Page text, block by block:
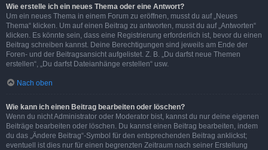
Wie erstelle ich ein neues Thema oder eine Antwort?
Um ein neues Thema in einem Forum zu eröffnen, musst du auf „Neues
Thema“ klicken. Um auf einen Beitrag zu antworten, musst du auf „Antworten“
klicken. Es könnte sein, dass eine Registrierung erforderlich ist, bevor du einen
Beitrag schreiben kannst. Deine Berechtigungen sind jeweils am Ende der
Foren- und der Beitragsansicht aufgelistet. Z. B. „Du darfst neue Themen
erstellen“, „Du darfst Dateianhänge erstellen“ usw.
Nach oben
Wie kann ich einen Beitrag bearbeiten oder löschen?
Wenn du nicht Administrator oder Moderator bist, kannst du nur deine eigenen
Beiträge bearbeiten oder löschen. Du kannst einen Beitrag bearbeiten, indem
du das „Ändere Beitrag“-Symbol für den entsprechenden Beitrag anklickst;
eventuell ist dies nur für einen begrenzten Zeitraum nach seiner Erstellung